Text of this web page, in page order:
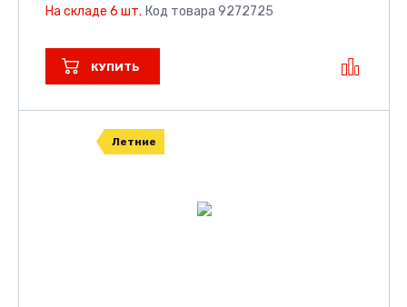
На складе 6 шт. Код товара 9272725
КУПИТЬ
Летние